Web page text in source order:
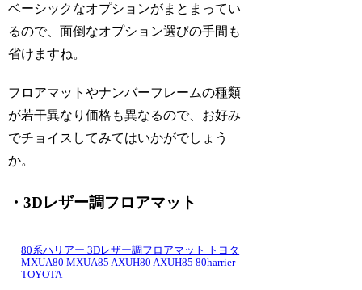
ベーシックなオプションがまとまってい
るので、面倒なオプション選びの手間も
省けますね。
フロアマットやナンバーフレームの種類
が若干異なり価格も異なるので、お好み
でチョイスしてみてはいかがでしょう
か。
・3Dレザー調フロアマット
80系ハリアー 3Dレザー調フロアマット トヨタ
MXUA80 MXUA85 AXUH80 AXUH85 80harrier
TOYOTA